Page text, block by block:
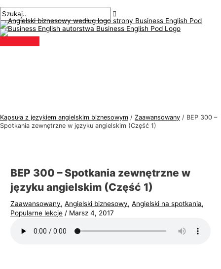
do
treści
główne
Kapsuła z językiem angielskim biznesowym / Zaawansowany / BEP 300 –
Spotkania zewnętrzne w języku angielskim (Część 1)
BEP 300 – Spotkania zewnętrzne w
języku angielskim (Część 1)
Zaawansowany,Angielski biznesowy,Angielski na spotkania,
Popularne lekcje / Marsz 4, 2017
po
wpisach
tutaj..
mail*
T
e
m
a
ę
a
a
n
g
S
z
u
k